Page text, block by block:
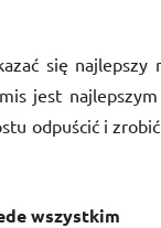
się najlepszy
jest
odpuścić i
wszystkim